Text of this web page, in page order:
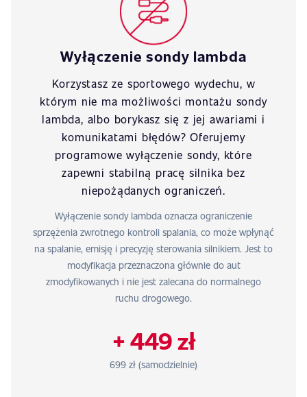
Wyłączenie sondy lambda
Korzystasz ze sportowego wydechu, w
którym nie ma możliwości montażu sondy
lambda, albo borykasz się z jej awariami i
komunikatami błędów? Oferujemy
programowe wyłączenie sondy, które
zapewni stabilną pracę silnika bez
niepożądanych ograniczeń.
Wyłączenie sondy lambda oznacza ograniczenie
sprzężenia zwrotnego kontroli spalania, co może wpłynąć
na spalanie, emisję i precyzję sterowania silnikiem. Jest to
modyfikacja przeznaczona głównie do aut
zmodyfikowanych i nie jest zalecana do normalnego
ruchu drogowego.
+ 449 zł
699 zł (samodzielnie)